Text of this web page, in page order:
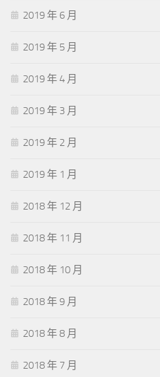
2019 年 6 月
2019 年 5 月
2019 年 4 月
2019 年 3 月
2019 年 2 月
2019 年 1 月
2018 年 12 月
2018 年 11 月
2018 年 10 月
2018 年 9 月
2018 年 8 月
2018 年 7 月